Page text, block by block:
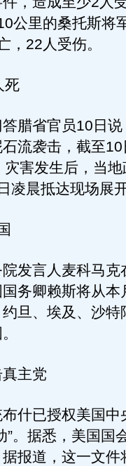
公里的桑托斯将
，22人受伤。
省官员10日说
流袭击，截至
害发生后，当
凌晨抵达现场展
言人麦科马克
务卿赖斯将从
旦、埃及、沙特
主党
已授权美国中
”。据悉，美国国
报道，这一文件